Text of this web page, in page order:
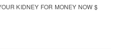
KIDNEY FOR MONEY NOW $